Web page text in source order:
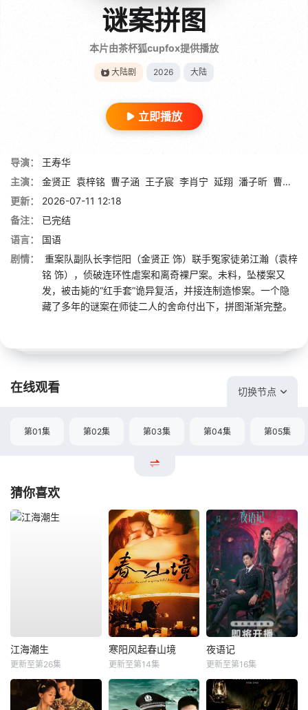
谜案拼图
本片由茶杯狐cupfox提供播放
大陆剧 2026 大陆
立即播放
导演：
王寿华
主演：
金贤正 袁梓铭 曹子涵 王子宸 李肖宁 延翔 潘子昕 曹祁元
更新：
2026-07-11 12:18
备注：
已完结
语言：
国语
剧情：
重案队副队长李恺阳（金贤正 饰）联手冤家徒弟江瀚（袁梓
铭 饰），侦破连环性虐案和离奇裸尸案。未料，坠楼案又
发，被击毙的“红手套”诡异复活，并接连制造惨案。一个隐
藏了多年的谜案在师徒二人的舍命付出下，拼图渐渐完整。
在线观看 切换节点
第01集 第02集 第03集 第04集 第05集
猜你喜欢
江海潮生
更新至第26集
寒阳风起春山境
更新至第14集
夜语记
更新至第16集